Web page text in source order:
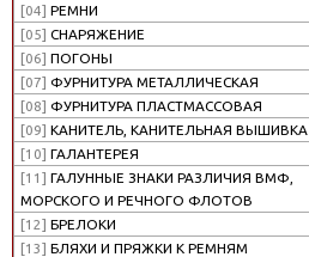
[04] РЕМНИ
[05] СНАРЯЖЕНИЕ
[06] ПОГОНЫ
[07] ФУРНИТУРА МЕТАЛЛИЧЕСКАЯ
[08] ФУРНИТУРА ПЛАСТМАССОВАЯ
[09] КАНИТЕЛЬ, КАНИТЕЛЬНАЯ ВЫШИВКА
[10] ГАЛАНТЕРЕЯ
[11] ГАЛУННЫЕ ЗНАКИ РАЗЛИЧИЯ ВМФ,
МОРСКОГО И РЕЧНОГО ФЛОТОВ
[12] БРЕЛОКИ
[13] БЛЯХИ И ПРЯЖКИ К РЕМНЯМ